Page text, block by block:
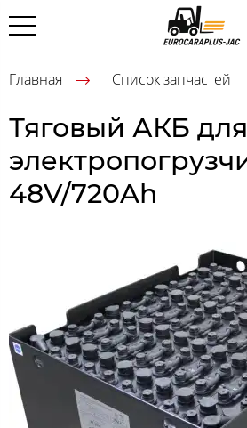
Главная Список запчастей
Тяговый АКБ для
48V/720Ah